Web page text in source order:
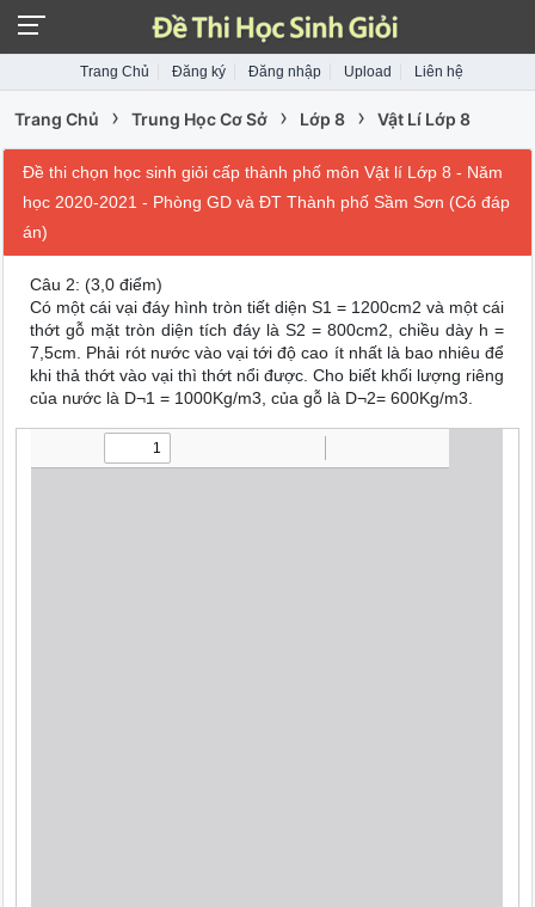
Trang Chủ Đăng ký Đăng nhập Upload Liên hệ
Trang Chủ › Trung Học Cơ Sở › Lớp 8 › Vật Lí Lớp 8
Đề thi chọn học sinh giỏi cấp thành phố môn Vật lí Lớp 8 - Năm
học 2020-2021 - Phòng GD và ĐT Thành phố Sầm Sơn (Có đáp
án)
Câu 2: (3,0 điểm)
Có một cái vại đáy hình tròn tiết diện S1 = 1200cm2 và một cái
thớt gỗ mặt tròn diện tích đáy là S2 = 800cm2, chiều dày h =
7,5cm. Phải rót nước vào vại tới độ cao ít nhất là bao nhiêu để
khi thả thớt vào vại thì thớt nổi được. Cho biết khối lượng riêng
của nước là D¬1 = 1000Kg/m3, của gỗ là D¬2= 600Kg/m3.